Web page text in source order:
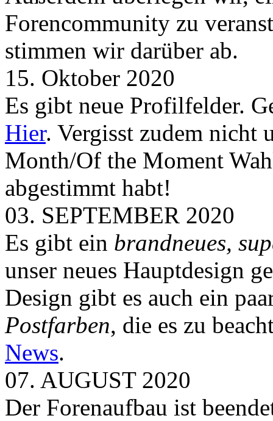
Forencommunity zu
stimmen wir darüber ab.
15. Oktober 2020
Es gibt neue Profilfelder.
Hier. Vergisst zudem nicht
Month/Of the Moment
abgestimmt habt!
03. SEPTEMBER 2020
Es gibt ein brandneues,
unser neues Hauptdesign
Design gibt es auch ein
Postfarben, die es zu
News.
07. AUGUST 2020
Der Forenaufbau ist